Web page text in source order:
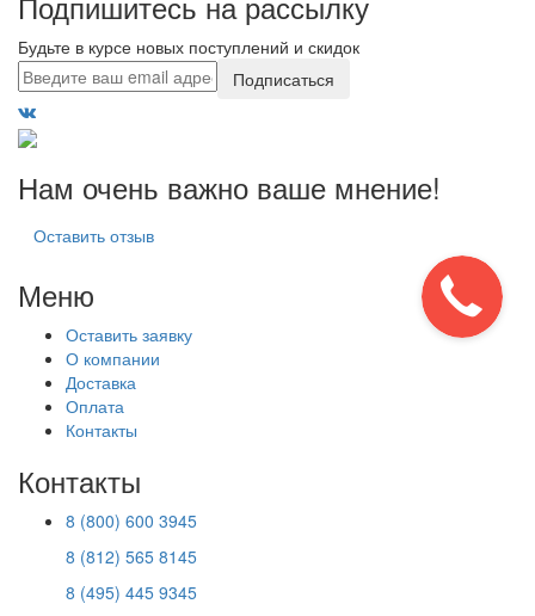
Будьте в курсе новых поступлений и скидок
Подписаться
Нам очень важно ваше мнение!
Оставить отзыв
Меню
Оставить заявку
О компании
Доставка
Оплата
Контакты
Контакты
8 (800) 600 3945
8 (812) 565 8145
8 (495) 445 9345